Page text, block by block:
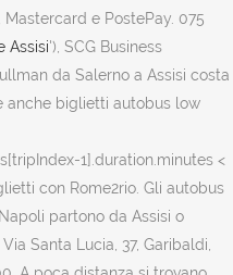
e PostePay. 075
'), SCG Business Consulting s.a.s. Il biglietto per un pullman da Salerno a Assisi costa in media 41€, ma è possibile trovare anche biglietti autobus low cost a partire da 31€. connection.interconnection_transfers[tripIndex-1].duration.minutes < Consulta gli orari e prenota i tuoi biglietti con Rome2rio. Gli autobus che coprono il percorso da Assisi a Napoli partono da Assisi o Piazza San Pietro Assisi e arrivano a Via Santa Lucia, 37, Garibaldi, Garibaldi. 075 9637637 - 0744 402900. A poca distanza si trovano invece il Duomo di San Rufino, la chiesa più antica di Assisi e importante luogo di culto francescano, e la Basilica di Santa Chiara, che conserva le reliquie sia della santa fondatrice dell’Ordine delle Clarisse, sia di San Francesco. It’s the ideal solution for transfers between Rome and Fiumicino Airport. La città divenne poi un centro etrusco fino al 295 a.C., anno in cui venne conquistata dai, Assisi è una cittadina tranquilla, ricca di fascino per la sua storia e la sua cultura; pertanto è piuttosto lontana dagli standard festaioli a cui ci ha abituato la nightlife di altri centri, come la vicina Perugia, che potrete facilmente raggiungere con i nostri autobus. Orari Pullman Assisi a Milano, MI, prezzi di biglietti bus. Chiese maestose, cripte nascoste e palazzi medievali conservano ancora oggi intatte le tracce dei miracoli dei santi, così come i capolavori di maestri della pittura quali Giotto e Cimabue. Il prezzo medio di un biglietto di sola andata in autobus per Assisi da Roma è di nei prossmi 7 giorni. Nel Comune di Assisi i collegamenti di trasporto autobus urbani e extraurbani sono gestiti dall'azienda Umbria Mobilità che ha sede presso la Strada Santa Lucia, 4 - 06125 Perugia. Le tariffe con carte sconto e i tragitti in autobus sono esclusi. '0' + Le guerre napoleoniche portarono diverse turbolenze nella città e l’esercito francese arrivò persino a saccheggiarla, sottraendo, tra l’altro, diverse opere d’arte. Non per questo mancano però i divertimenti serali: il nostro consiglio è innanzitutto quello di scegliere tra una delle tante trattorie in città dove poter assaporare l’ottima cucina locale, fatta di prodotti genuini e materie prime dal territorio. I biglietti Torino - Assisi sono di solito disponibili alcuni mesi prima della data di partenza. Napoli-Perugia-Assisi; Noleggio Bus; Punti Vendita; Acquista Online; Contatti; Seleziona una pagina. Se invece non sapete ancora le date del vostro viaggio, i prezzi medi si aggirano attorno ai 68,73 €. Which metro line to reach the Colosseum? Orari Pullman Assisi a Taranto, TA, prezzi di biglietti bus. Tutte le informazioni sul viaggio in autobus, come recensioni e la stazione degli bus. Collegamento diretto da Napoli per Perugia ed Assisi. Per arrivare ad Assisi in bus da Roma, occorrono circa 3 ore e 10 minuti in cui si percorre un tragitto di 135 chilometri dalla stazione Roma Tiburtina a Santa Maria degli Angeli, sui pullman della compagnia Flixbus. Per rendere il viaggio sicuro e confortevole, garantiamo elevati standard igienici. Fahrschein Zug, Angebote, Rom Mailand, Farscheine, Zuge in Italien, Sonderangebote, Erweb Zugfahrscheine Le origini del nucleo urbano di Assisi sono molto antiche e si fanno risalire alle popolazioni umbre. Group travel. Tutte le informazioni sul viaggio in autobus, come recensioni e la stazione degli bus. Stigni na vrijeme. Bus lines numbered 23, 280, 673, and 716 will take you to the Colosseum. Quanto costano i biglietti dell'autobus da Foggia a Assisi? 075 81381 – fax 075 8138670 comune.assisi@postacert.umbria.it. Sorry, your browser does not support JavaScript! Your travel: simple, efficient and affordable, from beginning to end. A pleasant and safe journey with a bus is not just the bus company's concern, you as a passenger can actually contribute in making the bus trip safer and more enjoyable for yourself as well as for your fellow passenger, Read more. From the airport take a shuttle bus to Rome city centre or Termini train station. Due prodotti tipici che non potete farvi mancare sono infine i mostaccioli, una varietà di biscotti al mosto, e l’Amaro Francescano, un liquore fatto di erbe aromatiche, entrambi legati alla storia del Santo di Assisi. I biglietti autobus da Torino a Assisi sono forniti da FlixBus. Se parti da Perugia in autobus, la stazione più scelta su Omio è Perugia Railway Station che si trova a 3 chilometri dal centro. Nel Comune di Assisi i collegamenti di trasporto autobus urbani e extraurbani sono gestiti dall'azienda Umbria Mobilità che ha sede presso la Strada Santa Lucia, 4 - 06125 Perugia. Informazioni generali su Assisi . Nel dopo cena regalatevi invece una romantica passeggiata nelle vie del centro storico e fermatevi in uno dei tanti localini: è d’obbligo una degustazione degli ottimi vini umbri, a partire dall’Assisi D.O.C. Non per questo mancano però i divertimenti serali: il nostro consiglio è innanzitutto quello di scegliere tra una delle. FlixBus è una delle migliori opzioni per viaggiare in autobus per Assisi da Firenze. Fu nel 1860 che, grazie ad un plebiscito unanime, Assisi fu annessa al nascente Regno d'Italia. Il tuo pullman da Firenze a Assisi.Viaggia a prezzi imbattibili, senza costi di prenotazione e bagagli inclusi. Quando posso trovare biglietti autobus economici Perugia - Assisi? When you use Rome’s metro service, Line B will bring you to the Colosseum. Salerno - Concordia. Perugia, Fontivegge, Tel. Biglietti economici Firenze a Assisi, orari autobus giornalieri, trova pullman veloci ed economici da Firenze a Assisi su GetByBus Gli itinerari sono i seguenti: Il biglietto per un pullman da Caserta a Assisi costa in media 26€, ma è possibile trovare anche biglietti autobus low cost a partire da 22€. Tutti i biglietti e gli abbonamenti devono essere convalidati ad ogni ingresso nel bus. Il biglietto per un pullman da Salerno a Assisi costa in media 41€, ma è possibile trovare anche biglietti autobus low cost a partire da 31€. You might know us from your train, bus and flight trips in Europe but we're here to say we're also in the U.S. of A.! §§, §§ getWeekdayString(connection.weekdays) §§, §§ connection.interconnection_transfers.length §§, §§ formatTimeFilter(connection.departure.timestamp, connection.departure.tz) §§, §§ formatDuration(connection.duration.hour, connection.duration.minutes) §§, §§ formatTimeFilter(connection.arrival.timestamp, connection.arrival.tz) §§, §§ stop.departure.timestamp + '000' | date :'HH:mm' : stop.departure.tz §§, §§ stop.arrival.timestamp + '000' | date :'HH:mm': stop.arrival.tz §§, §§ stop.arrival.timestamp + '000' | date : 'HH:mm' : stop.departure.tz §§, §§ stop.departure.timestamp + '000' | date : 'HH:mm': stop.departure.tz §§, Arroccata in posizione strategica sul monte Subasio, a dominare la Valle Umbra, Assisi è una meta imperdibile per chi desidera trascorrere una vacanza all’insegna di, Una volta arrivati con i nostri autobus ad Assisi, prendetevi il vostro tempo e non abbiate fretta: il centro storico è piccolo e può essere scoperto comodamente a piedi. Quali sono le offerte autobus da Assisi a Firenze delle varie compagnie? Quando acquisti biglietti FlixBus per viaggiare in autobus, prendi in considerazione le linee guida della compagnia di trasporti per il tuo viaggio da Napoli a Assisi: Eccezioni a rinunciare alla politica delle spese di modifica o cancellazione Dokazano je da naši učinkoviti autobusi imaju odličan ugljični otisak po kilometru i prevezenom putniku. Ufficio I.A.T. Arroccata in posizione strategica sul monte Subasio, a dominare la Valle Umbra, Assisi è una meta imperdibile per chi desidera trascorrere una vacanza all’insegna di Storia, cultura e golosità enogastronomiche.Noi vi consigliamo di visitarla con i nostri autobus per viaggiare in modo economico, ma senza rinunciare ad ogni comfort. Upon receipt of the Card, if you wish, you can activate the payment functions for your daily purchases, in … p.zza matteotti-(s.m.angeli) teatro - assisi stazione -(s.m.angeli) p.zza garibaldi I principali parcheggi sono collegati al centro da un servizio di mini-bus, Linee A e B. I biglietti si acquistano nei bar, tabacchi o edicole, se acquistati a bordo del mezzo comportano il pagamento di una penale. Italiano Aiuto; Accedi. La compagnia di autobus Sulga copre la tratta Roma Assisi con una linea che passa da Perugia, Todi, Deruta, Stazione Roma Tiburtina e Fiumicino Aeroporto.Maggiori informazioni sul capolinea di Roma: Stazione Tibus. Dopo la dominazione imperiale, il centro passò prima allo Stato della Chiesa, poi alla famiglia dei Perugini, alla signoria di Giangaleazzo Visconti e infine, dopo varie peripezie, agli Sforza. Aperto. Busbud ti aiuta a trovare un autobus da Napoli a Assisi. Offerte pullman per Assisi. 075.8138680/681 info@iat.assisi.pg.it. Izaberi neku od više od 2.500 destinacija u 34 zemalja. To reach them follow the “Bus Station” signs. Il tuo pullman da Roma a Assisi.Viaggia a prezzi imbattibili, senza costi di prenotazione e bagagli inclusi. Elenco biglietti autobus a Assisi con ⌚ orari, recensioni, email, ☎ telefono, indicazioni stradali. We always offer the best deals, plus a safe and pleasant travel experience. I biglietti d'autobus più convenienti per Assisi I biglietti d'autobus più convenienti da Assisi. Assisi è una cittadina tranquilla, ricca di fascino per la sua storia e la sua cultura; pertanto è piuttosto lontana dagli standard festaioli a cui ci ha abituato la nightlife di altri centri, come la vicina Perugia, che potrete facilmente raggiungere con i nostri autobus. ? connection.interconnection_transfers[tripIndex-1].duration.hour '0' + Autobus da Siena a Assisi: trova gli orari, confronta prezzi e prenota biglietti da FlixBus. Trova il biglietto di autobus da Roma a Assisi,